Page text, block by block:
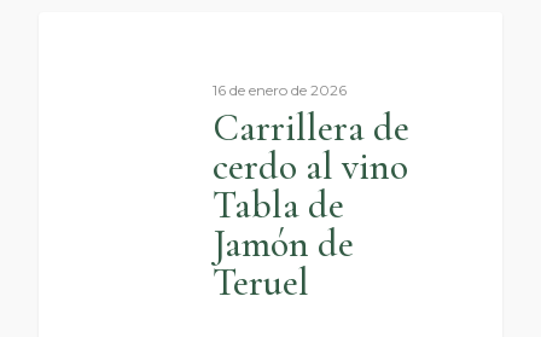
16 de enero de 2026
Carrillera de
cerdo al vino
Tabla de
Jamón de
Teruel